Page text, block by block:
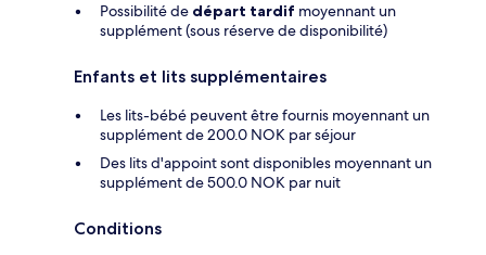
Possibilité de départ tardif moyennant un
supplément (sous réserve de disponibilité)
Enfants et lits supplémentaires
Les lits-bébé peuvent être fournis moyennant un
supplément de 200.0 NOK par séjour
Des lits d'appoint sont disponibles moyennant un
supplément de 500.0 NOK par nuit
Conditions